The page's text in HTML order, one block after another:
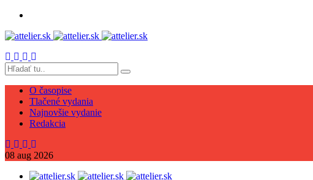
O časopise
Tlačené vydania
Najnovšie vydanie
Redakcia
08 aug 2026